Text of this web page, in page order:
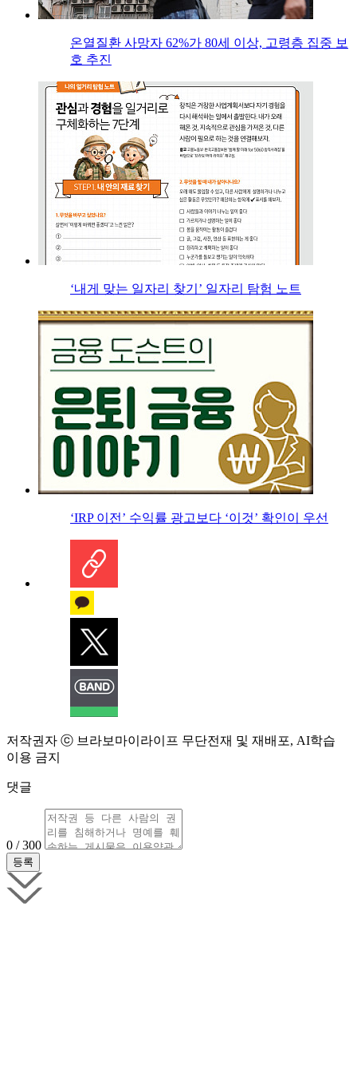
온열질환 사망자 62%가 80세 이상, 고령층 집중 보
호 추진
‘내게 맞는 일자리 찾기’ 일자리 탐험 노트
‘IRP 이전’ 수익률 광고보다 ‘이것’ 확인이 우선
저작권자 ⓒ 브라보마이라이프 무단전재 및 재배포, AI학습
이용 금지
댓글
0 / 300